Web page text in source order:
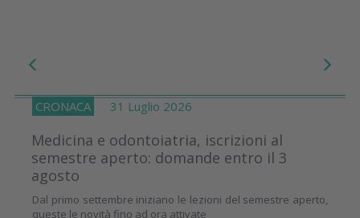
CRONACA 31 Luglio 2026
Medicina e odontoiatria, iscrizioni al
semestre aperto: domande entro il 3
agosto
Dal primo settembre iniziano le lezioni del semestre aperto,
queste le novità fino ad ora attivate